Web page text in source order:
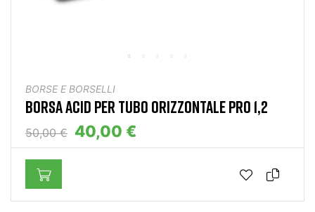
BORSE E BORSELLI
BORSA ACID PER TUBO ORIZZONTALE PRO 1,2
50,00 € 40,00 €